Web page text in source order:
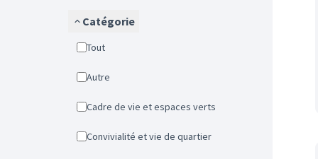
Catégorie
Tout
Autre
Cadre de vie et espaces verts
Convivialité et vie de quartier